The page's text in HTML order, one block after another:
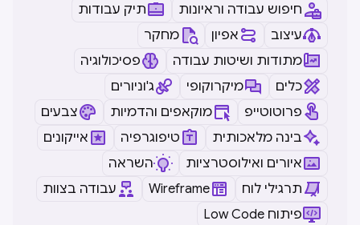
חיפוש עבודה וראיונות
תיק עבודות
עיצוב
אפיון
מחקר
מתודות ושיטות עבודה
פסיכולוגיה
כלים
מיקרוקופי
ג'וניורים
פרוטוטייפ
מוקאפים והדמיות
צבעים
בינה מלאכותית
טיפוגרפיה
אייקונים
איורים ואילוסטרציות
השראה
תרגילי לוח
Wireframe
עבודה בצוות
Low Code פיתוח